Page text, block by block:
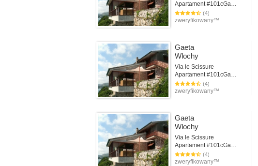
Apartament #101cGaeta
(4)
zweryfikowany™
Gaeta
Wlochy
Via le Scissure
Apartament #101cGaeta
(4)
zweryfikowany™
Gaeta
Wlochy
Via le Scissure
Apartament #101cGaeta
(4)
zweryfikowany™